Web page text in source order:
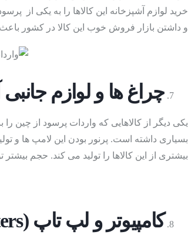
چمدان
لوازم
خرید لوازم آشپزخانه این کالاها را به یکی از
و داشتن بازار فروش خوب این کالا در کشور
چراغ ها و لوازم
بسیاری داشته است. پرنور بودن این لامپ ها و
بیشتری از این کالاها را تولید می کند. حجم
کامپیوتر و لپ تاپ(